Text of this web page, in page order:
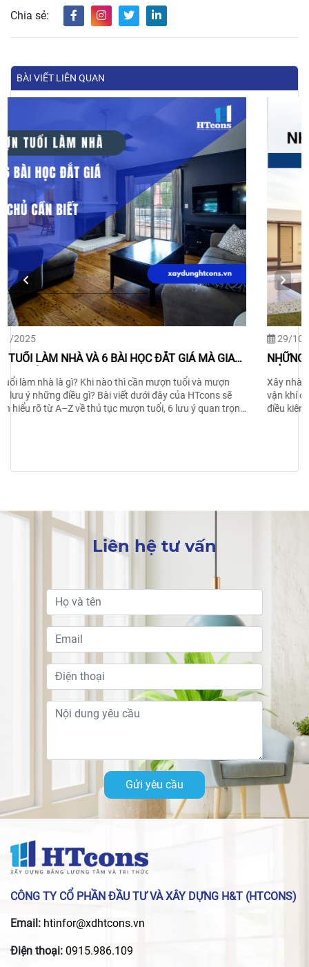
Chia sẻ:
BÀI VIẾT LIÊN QUAN
29/10/2025
NHỮNG ĐIỀU KIÊNG KỴ KHI ĐANG XÂY NHÀ GIA CHỦ
Xây nhà là việc quan trọng của đời người, ảnh hưởng rất lớn đến
vận khí của gia đình. Chính vì vậy, gia chủ cần biết đến những
điều kiêng kỵ khi đang xây nhà sau để tránh những sai lầm
Liên hệ tư vấn
Gửi yêu cầu
CÔNG TY CỔ PHẦN ĐẦU TƯ VÀ XÂY DỰNG H&T (HTCONS)
Email: htinfor@xdhtcons.vn
Điện thoại: 0915.986.109